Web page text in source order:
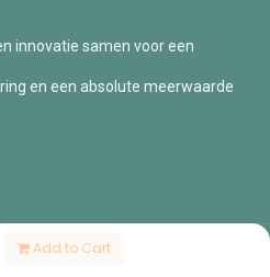
Add to Cart
innovatie samen voor een
en een absolute meerwaarde
© Lingier